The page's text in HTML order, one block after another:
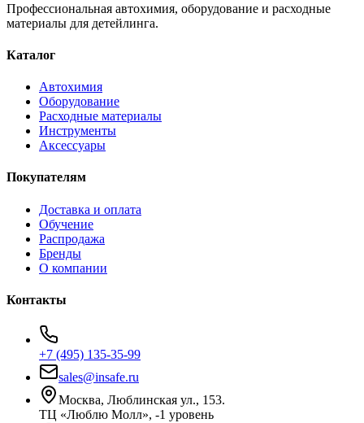
Профессиональная автохимия, оборудование и расходные
материалы для детейлинга.
Каталог
Автохимия
Оборудование
Расходные материалы
Инструменты
Аксессуары
Покупателям
Доставка и оплата
Обучение
Распродажа
Бренды
О компании
Контакты
+7 (495) 135-35-99
sales@insafe.ru
Москва, Люблинская ул., 153.
ТЦ «Люблю Молл», -1 уровень